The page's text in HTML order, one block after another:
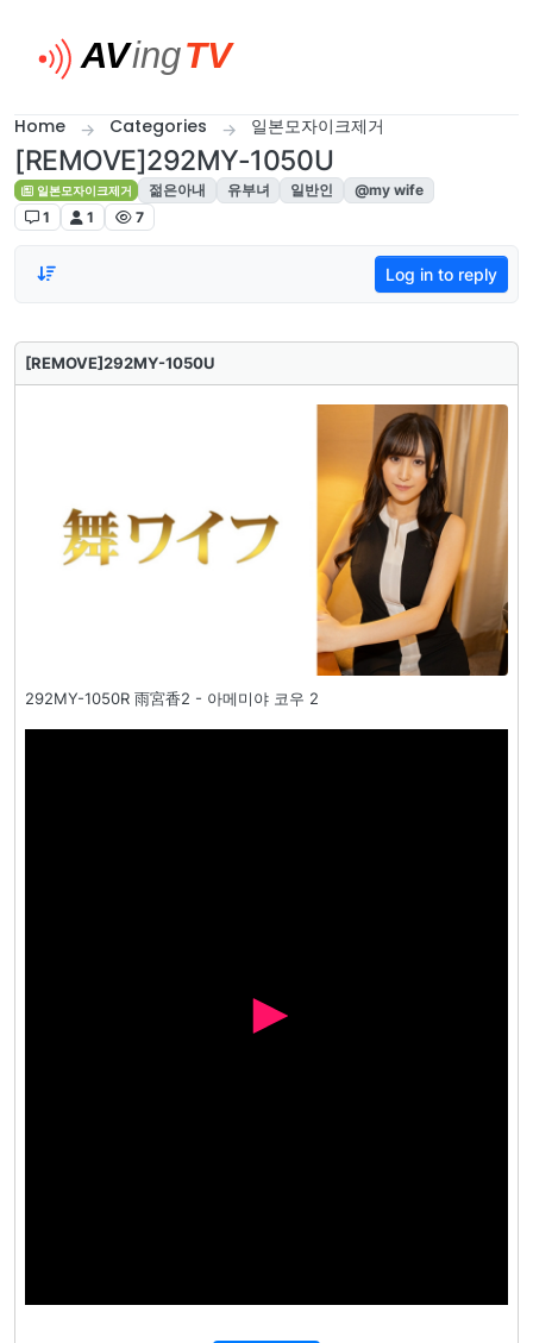
Home Categories 일본모자이크제거
[REMOVE]292MY-1050U
일본모자이크제거 젊은아내 유부녀 일반인
@my wife
1
1 7
Log in to reply
[REMOVE]292MY-1050U
292MY-1050R 雨宮香2 - 아메미야 코우 2